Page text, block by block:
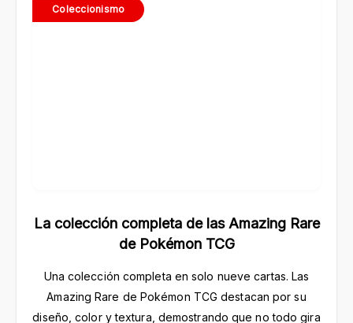
Coleccionismo
La colección completa de las Amazing Rare
de Pokémon TCG
Una colección completa en solo nueve cartas. Las
Amazing Rare de Pokémon TCG destacan por su
diseño, color y textura, demostrando que no todo gira